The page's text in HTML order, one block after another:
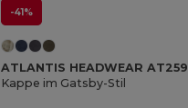
-41%
ATLANTIS HEADWEAR AT259
Kappe im Gatsby-Stil